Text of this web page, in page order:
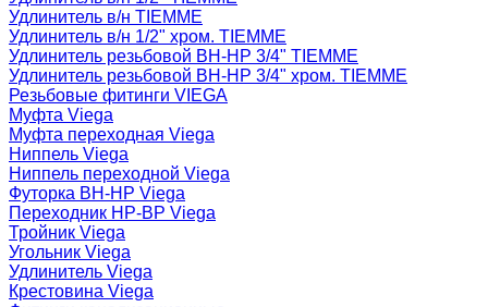
Удлинитель в/н TIEMME
Удлинитель в/н 1/2" хром. TIEMME
Удлинитель резьбовой ВН-НР 3/4" TIEMME
Удлинитель резьбовой ВН-НР 3/4" хром. TIEMME
Резьбовые фитинги VIEGA
Муфта Viega
Муфта переходная Viega
Ниппель Viega
Ниппель переходной Viega
Футорка ВН-НР Viega
Переходник НР-ВР Viega
Тройник Viega
Угольник Viega
Удлинитель Viega
Крестовина Viega